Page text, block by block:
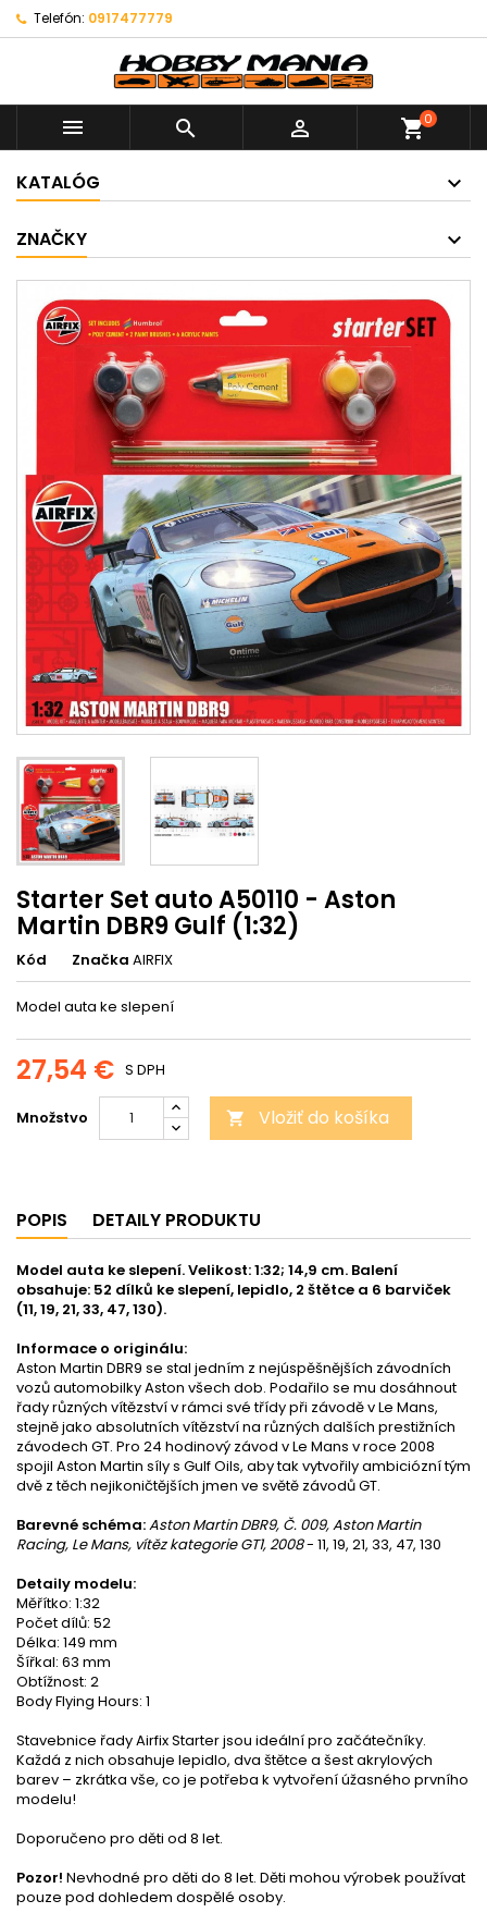
Telefón: 0917477779
   shopping_cart0
KATALÓG
ZNAČKY
Starter Set auto A50110 - Aston
Martin DBR9 Gulf (1:32)
Kód Značka AIRFIX
Model auta ke slepení
27,54 € S DPH
Množstvo  Vložiť do košíka
POPIS DETAILY PRODUKTU
Model auta ke slepení. Velikost: 1:32; 14,9 cm. Balení
obsahuje: 52 dílků ke slepení, lepidlo, 2 štětce a 6 barviček
(11, 19, 21, 33, 47, 130).
Informace o originálu:
Aston Martin DBR9 se stal jedním z nejúspěšnějších závodních
vozů automobilky Aston všech dob. Podařilo se mu dosáhnout
řady různých vítězství v rámci své třídy při závodě v Le Mans,
stejně jako absolutních vítězství na různých dalších prestižních
závodech GT. Pro 24 hodinový závod v Le Mans v roce 2008
spojil Aston Martin síly s Gulf Oils, aby tak vytvořily ambiciózní tým
dvě z těch nejikoničtějších jmen ve světě závodů GT.
Barevné schéma:Aston Martin DBR9, Č. 009, Aston Martin
Racing, Le Mans, vítěz kategorie GT1, 2008- 11, 19, 21, 33, 47, 130
Detaily modelu:
Měřítko: 1:32
Počet dílů: 52
Délka: 149 mm
Šířkal: 63 mm
Obtížnost: 2
Body Flying Hours: 1
Stavebnice řady Airfix Starter jsou ideální pro začátečníky.
Každá z nich obsahuje lepidlo, dva štětce a šest akrylových
barev – zkrátka vše, co je potřeba k vytvoření úžasného prvního
modelu!
Doporučeno pro děti od 8 let.
Pozor! Nevhodné pro děti do 8 let. Děti mohou výrobek používat
pouze pod dohledem dospělé osoby.